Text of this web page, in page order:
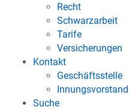
Recht
Schwarzarbeit
Tarife
Versicherungen
Kontakt
Geschäftsstelle
Innungsvorstand
Suche